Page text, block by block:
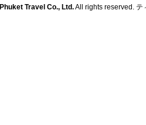
Phuket Travel Co., Ltd.All rights reserved. テ